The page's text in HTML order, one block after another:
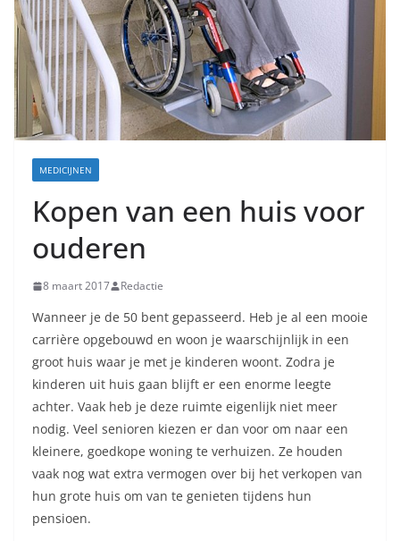
MEDICIJNEN
Kopen van een huis voor
ouderen
8 maart 2017 Redactie
Wanneer je de 50 bent gepasseerd. Heb je al een mooie
carrière opgebouwd en woon je waarschijnlijk in een
groot huis waar je met je kinderen woont. Zodra je
kinderen uit huis gaan blijft er een enorme leegte
achter. Vaak heb je deze ruimte eigenlijk niet meer
nodig. Veel senioren kiezen er dan voor om naar een
kleinere, goedkope woning te verhuizen. Ze houden
vaak nog wat extra vermogen over bij het verkopen van
hun grote huis om van te genieten tijdens hun
pensioen.